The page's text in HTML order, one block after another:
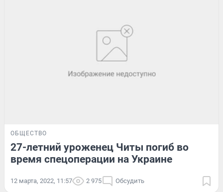
ОБЩЕСТВО
27-летний уроженец Читы погиб во
время спецоперации на Украине
12 марта, 2022, 11:57 2 975 Обсудить